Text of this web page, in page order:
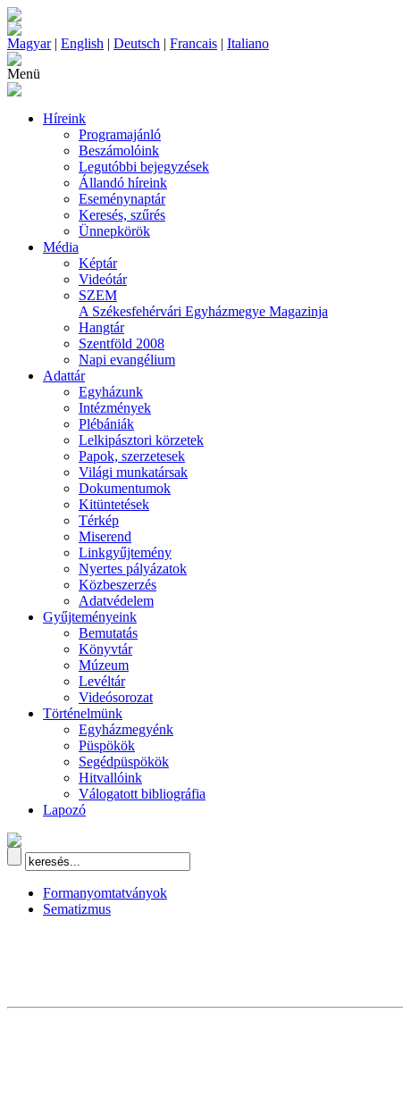
Magyar| English | Deutsch | Francais | Italiano
Menü
Híreink
Programajánló
Beszámolóink
Legutóbbi bejegyzések
Állandó híreink
Eseménynaptár
Keresés, szűrés
Ünnepkörök
Média
Képtár
Videótár
SZEM
A Székesfehérvári Egyházmegye Magazinja
Hangtár
Szentföld 2008
Napi evangélium
Adattár
Egyházunk
Intézmények
Plébániák
Lelkipásztori körzetek
Papok, szerzetesek
Világi munkatársak
Dokumentumok
Kitüntetések
Térkép
Miserend
Linkgyűjtemény
Nyertes pályázatok
Közbeszerzés
Adatvédelem
Gyűjteményeink
Bemutatás
Könyvtár
Múzeum
Levéltár
Videósorozat
Történelmünk
Egyházmegyénk
Püspökök
Segédpüspökök
Hitvallóink
Válogatott bibliográfia
Lapozó
Formanyomtatványok
Sematizmus